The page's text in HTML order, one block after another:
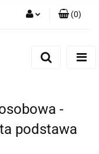
(0)
-
podstawa